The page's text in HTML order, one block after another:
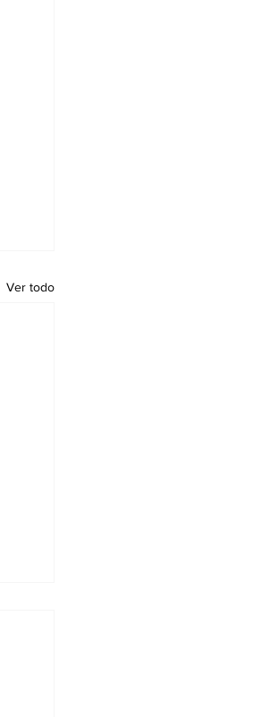
Ver todo